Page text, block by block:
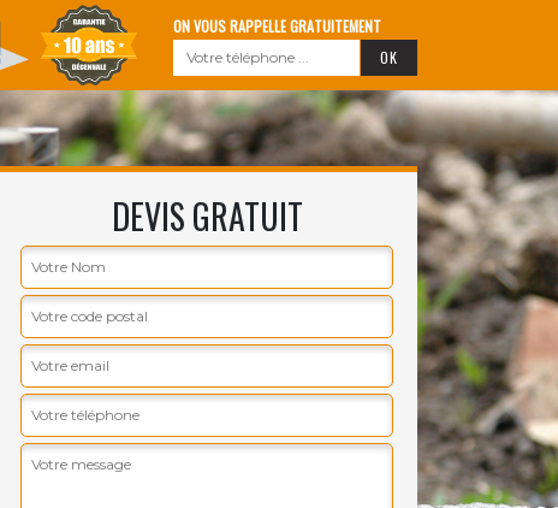
ON VOUS RAPPELLE GRATUITEMENT
DEVIS GRATUIT